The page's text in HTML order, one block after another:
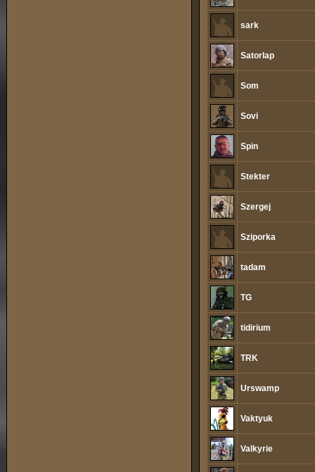
sark
Satorlap
Som
Sovi
Spin
Stekter
Szergej
Sziporka
tadam
TG
tidirium
TRK
Urswamp
Vaktyuk
Valkyrie